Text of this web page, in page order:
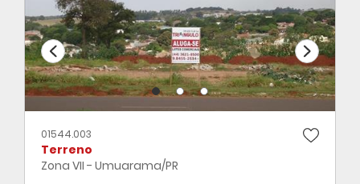
01544.003
Terreno
Zona VII - Umuarama/PR